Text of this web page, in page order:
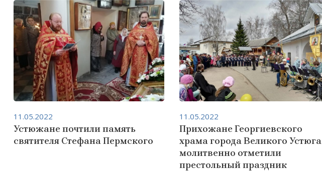
Устюжане почтили память
святителя Стефана Пермского
11.05.2022
Прихожане Георгиевского
храма города Великого Устюга
молитвенно отметили
престольный праздник
11.05.2022